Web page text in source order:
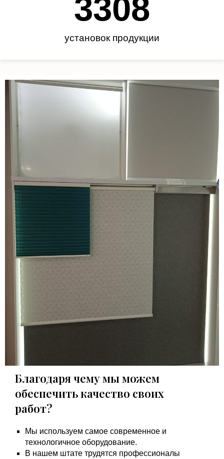
установок продукции
3450
Благодаря чему мы можем
обеспечить качество своих
работ?
Мы используем самое современное и
технологичное оборудование.
В нашем штате трудятся профессионалы